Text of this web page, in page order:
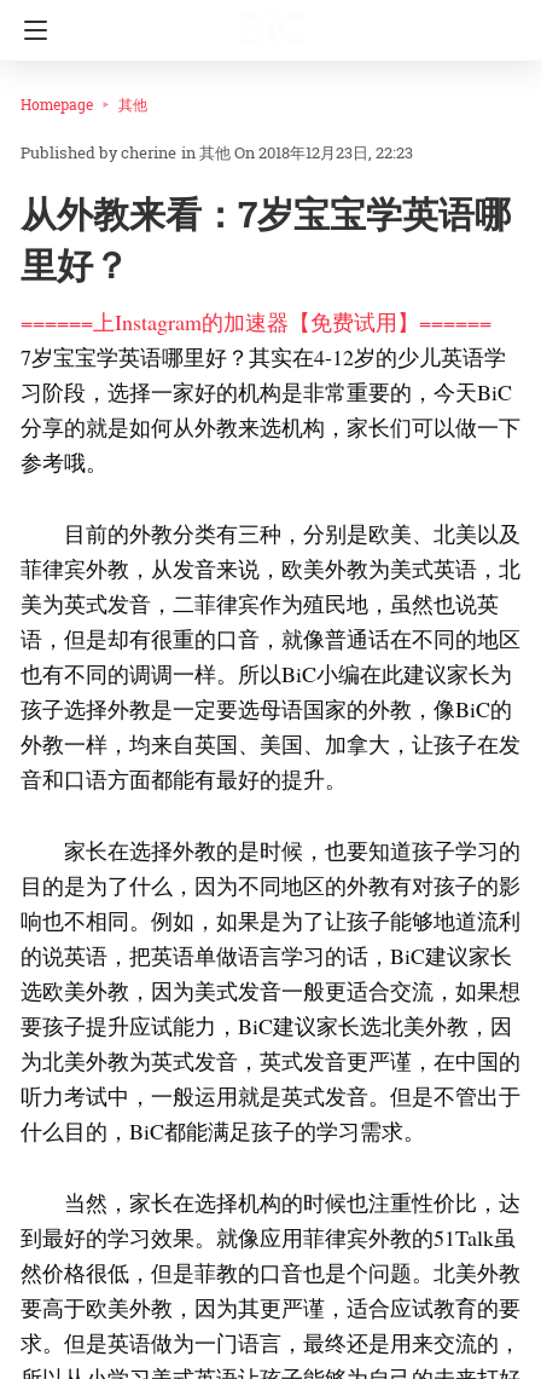
Homepage 其他
cherine in其他On 2018年12月23日, 22:23
从外教来看：7岁宝宝学英语哪
里好？
======上Instagram的加速器【免费试用】======
7岁宝宝学英语哪里好？其实在4-12岁的少儿英语学
习阶段，选择一家好的机构是非常重要的，今天BiC
分享的就是如何从外教来选机构，家长们可以做一下
参考哦。
目前的外教分类有三种，分别是欧美、北美以及
菲律宾外教，从发音来说，欧美外教为美式英语，北
美为英式发音，二菲律宾作为殖民地，虽然也说英
语，但是却有很重的口音，就像普通话在不同的地区
也有不同的调调一样。所以BiC小编在此建议家长为
孩子选择外教是一定要选母语国家的外教，像BiC的
外教一样，均来自英国、美国、加拿大，让孩子在发
音和口语方面都能有最好的提升。
家长在选择外教的是时候，也要知道孩子学习的
目的是为了什么，因为不同地区的外教有对孩子的影
响也不相同。例如，如果是为了让孩子能够地道流利
的说英语，把英语单做语言学习的话，BiC建议家长
选欧美外教，因为美式发音一般更适合交流，如果想
要孩子提升应试能力，BiC建议家长选北美外教，因
为北美外教为英式发音，英式发音更严谨，在中国的
听力考试中，一般运用就是英式发音。但是不管出于
什么目的，BiC都能满足孩子的学习需求。
当然，家长在选择机构的时候也注重性价比，达
到最好的学习效果。就像应用菲律宾外教的51Talk虽
然价格很低，但是菲教的口音也是个问题。北美外教
要高于欧美外教，因为其更严谨，适合应试教育的要
求。但是英语做为一门语言，最终还是用来交流的，